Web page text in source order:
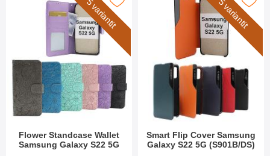
5 variantit
Flower Standcase Wallet
Samsung Galaxy S22 5G
5 variantit
Smart Flip Cover Samsung
Galaxy S22 5G (S901B/DS)